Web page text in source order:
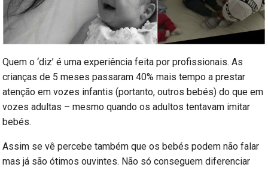
Quem o ‘diz’ é uma experiência feita por profissionais. As
crianças de 5 meses passaram 40% mais tempo a prestar
atenção em vozes infantis (portanto, outros bebés) do que em
vozes adultas – mesmo quando os adultos tentavam imitar
bebés.
Assim se vê percebe também que os bebés podem não falar
mas já são ótimos ouvintes. Não só conseguem diferenciar